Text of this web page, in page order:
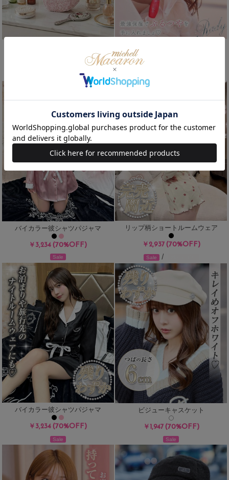
(70%OFF) ￥825
残りわずか
バイカラー彼シャツパジャマ
￥3,234(70%OFF)
リップ柄ショートルームウェア
￥2,937(70%OFF)
Sale
バイカラー彼シャツパジャマ
￥3,234(70%OFF)
Sale /
ビジューキャスケット
￥1,947(70%OFF)
Sale Sale